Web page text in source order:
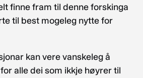
finne fram til denne forskinga
til best mogeleg nytte for
kan vere vanskeleg å
alle dei som ikkje høyrer til